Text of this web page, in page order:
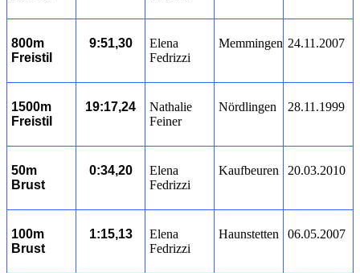
800m
Freistil
9:51,30
Elena
Fedrizzi
Memmingen 24.11.2007
1500m
Freistil
19:17,24
Nathalie
Feiner
Nördlingen 28.11.1999
50m
Brust
0:34,20
Elena
Fedrizzi
Kaufbeuren 20.03.2010
100m
Brust
1:15,13
Elena
Fedrizzi
Haunstetten 06.05.2007